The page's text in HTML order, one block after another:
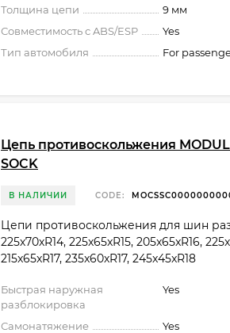
Толщина цепи
9 мм
Совместимость с ABS/ESP
Yes
Тип автомобиля
For
Цепь противоскольжения
SOCK
В НАЛИЧИИ CODE:
Цепи противоскольжения для шин
225х70хR14, 225x65xR15, 205x65xR16,
215x65xR17, 235x60xR17, 245x45xR18
Быстрая наружная
разблокировка
Yes
Самонатяжение
Yes